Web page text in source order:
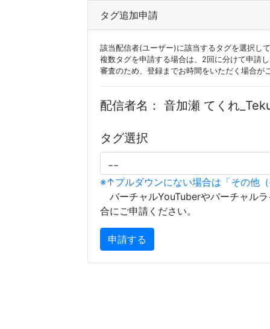
タグ追加申請
該当配信者(ユーザー)に該当するタグを選択し
複数タグを申請する場合は、2回に分けて申請
審査のため、登録までお時間をいただく場合が
配信者名： 音加瀬 てくれ
タグ選択
※↑プルダウンにない場合は「その他
バーチャルYouTuberやバーチャル
合にご申請ください。
申請する